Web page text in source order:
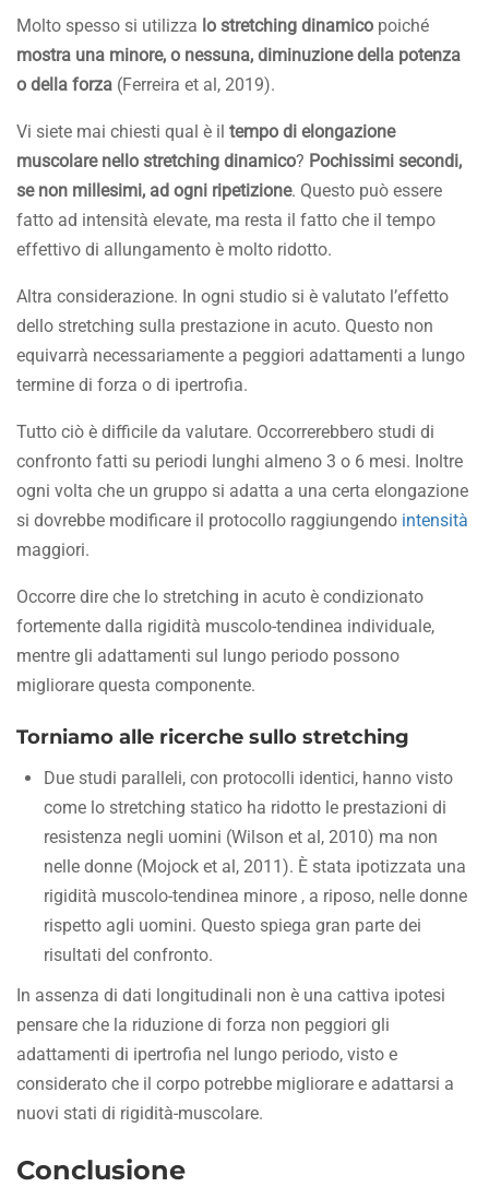
Molto spesso si utilizza lo stretching dinamico poiché
mostra una minore, o nessuna, diminuzione della potenza
o della forza (Ferreira et al, 2019).
Vi siete mai chiesti qual è il tempo di elongazione
muscolare nello stretching dinamico? Pochissimi secondi,
se non millesimi, ad ogni ripetizione. Questo può essere
fatto ad intensità elevate, ma resta il fatto che il tempo
effettivo di allungamento è molto ridotto.
Altra considerazione. In ogni studio si è valutato l’effetto
dello stretching sulla prestazione in acuto. Questo non
equivarrà necessariamente a peggiori adattamenti a lungo
termine di forza o di ipertrofia.
Tutto ciò è difficile da valutare. Occorrerebbero studi di
confronto fatti su periodi lunghi almeno 3 o 6 mesi. Inoltre
ogni volta che un gruppo si adatta a una certa elongazione
si dovrebbe modificare il protocollo raggiungendo intensità
maggiori.
Occorre dire che lo stretching in acuto è condizionato
fortemente dalla rigidità muscolo-tendinea individuale,
mentre gli adattamenti sul lungo periodo possono
migliorare questa componente.
Torniamo alle ricerche sullo stretching
Due studi paralleli, con protocolli identici, hanno visto
come lo stretching statico ha ridotto le prestazioni di
resistenza negli uomini (Wilson et al, 2010) ma non
nelle donne (Mojock et al, 2011). È stata ipotizzata una
rigidità muscolo-tendinea minore , a riposo, nelle donne
rispetto agli uomini. Questo spiega gran parte dei
risultati del confronto.
In assenza di dati longitudinali non è una cattiva ipotesi
pensare che la riduzione di forza non peggiori gli
adattamenti di ipertrofia nel lungo periodo, visto e
considerato che il corpo potrebbe migliorare e adattarsi a
nuovi stati di rigidità-muscolare.
Conclusione